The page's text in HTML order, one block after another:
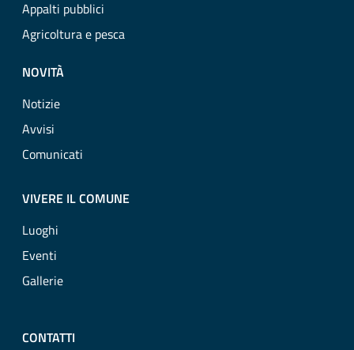
Appalti pubblici
Agricoltura e pesca
NOVITÀ
Notizie
Avvisi
Comunicati
VIVERE IL COMUNE
Luoghi
Eventi
Gallerie
CONTATTI